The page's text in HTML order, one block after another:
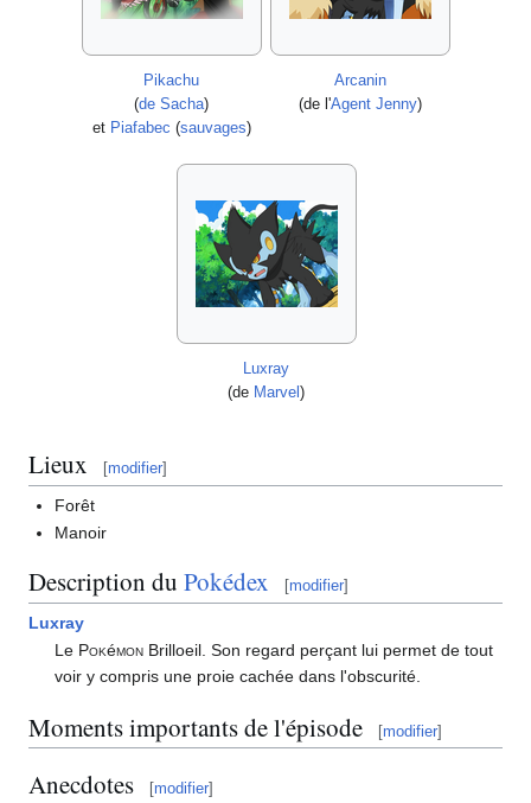
Pikachu
(de Sacha)
et Piafabec (sauvages)
Arcanin
(de l'Agent Jenny)
Luxray
(de Marvel )
Lieux [modifier]
Forêt
Manoir
Description du Pokédex [modifier]
Luxray
Le Pokémon Brilloeil. Son regard perçant lui permet de tout
voir y compris une proie cachée dans l'obscurité.
Moments importants de l'épisode [modifier]
Anecdotes [modifier]